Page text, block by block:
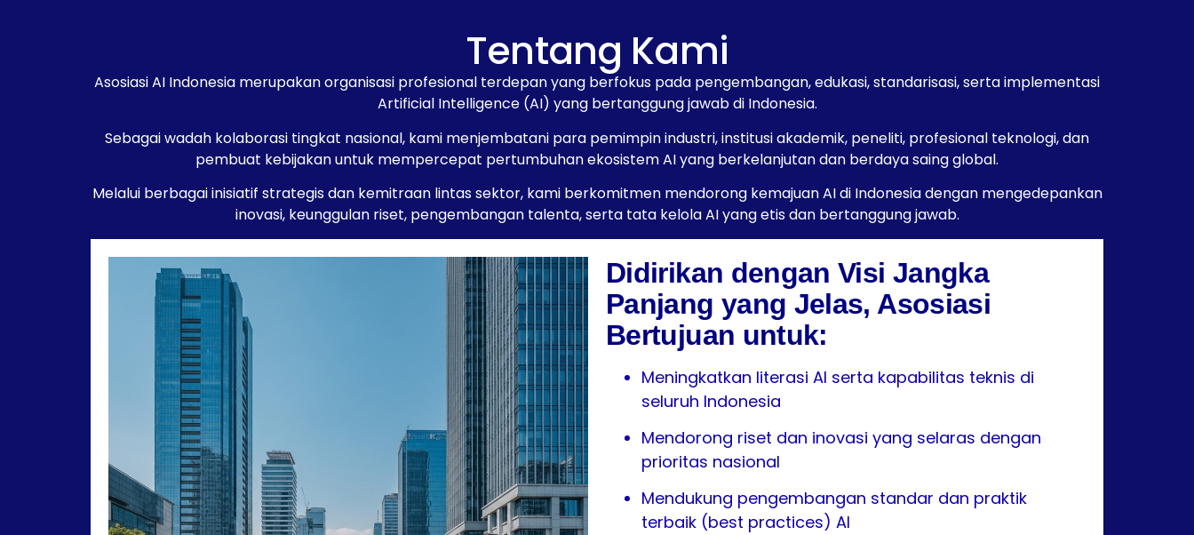
Tentang Kami
Asosiasi AI Indonesia merupakan organisasi profesional terdepan yang berfokus pada pengembangan, edukasi, standarisasi, serta implementasi
Artificial Intelligence (AI) yang bertanggung jawab di Indonesia.
Sebagai wadah kolaborasi tingkat nasional, kami menjembatani para pemimpin industri, institusi akademik, peneliti, profesional teknologi, dan
pembuat kebijakan untuk mempercepat pertumbuhan ekosistem AI yang berkelanjutan dan berdaya saing global.
Melalui berbagai inisiatif strategis dan kemitraan lintas sektor, kami berkomitmen mendorong kemajuan AI di Indonesia dengan mengedepankan
inovasi, keunggulan riset, pengembangan talenta, serta tata kelola AI yang etis dan bertanggung jawab.
Didirikan dengan Visi Jangka
Panjang yang Jelas, Asosiasi
Bertujuan untuk:
Meningkatkan literasi AI serta kapabilitas teknis di
seluruh Indonesia
Mendorong riset dan inovasi yang selaras dengan
prioritas nasional
Mendukung pengembangan standar dan praktik
terbaik (best practices) AI